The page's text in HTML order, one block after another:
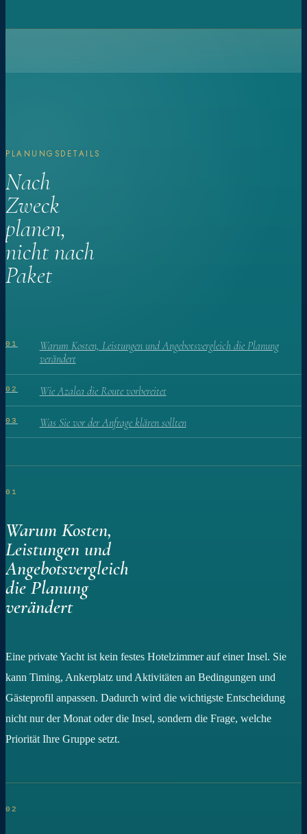
PLANUNGSDETAILS
Nach
Zweck
planen,
nicht nach
Paket
01
Warum Kosten, Leistungen und Angebotsvergleich die Planung
verändert
02 Wie Azalea die Route vorbereitet
03 Was Sie vor der Anfrage klären sollten
01
Warum Kosten,
Leistungen und
Angebotsvergleich
die Planung
verändert
Eine private Yacht ist kein festes Hotelzimmer auf einer Insel. Sie
kann Timing, Ankerplatz und Aktivitäten an Bedingungen und
Gästeprofil anpassen. Dadurch wird die wichtigste Entscheidung
nicht nur der Monat oder die Insel, sondern die Frage, welche
Priorität Ihre Gruppe setzt.
02